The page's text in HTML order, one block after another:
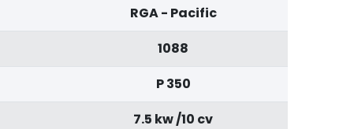
RGA - Pacific
1088
P 350
7.5 kw /10 cv